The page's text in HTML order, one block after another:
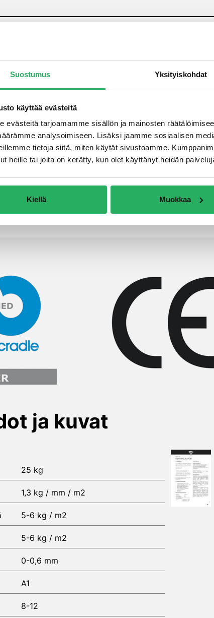
Suostumus Yksityiskohdat
käyttää evästeitä
evästeitä tarjoamamme sisällön ja mainosten
analysoimiseen. Lisäksi jaamme sosiaalisen
tietoja siitä, miten käytät sivustoamme.
heille tai joita on kerätty, kun olet käyttänyt heidän
Kiellä Muokkaa
säätelevä ja kapillaarisesti aktiivinen
olevan ylimääräisen kosteuden ja
kondensoitumisriskiä)
ja
ja kuvat
25 kg
1,3 kg / mm / m2
5-6 kg / m2
5-6 kg / m2
0-0,6 mm
A1
8-12